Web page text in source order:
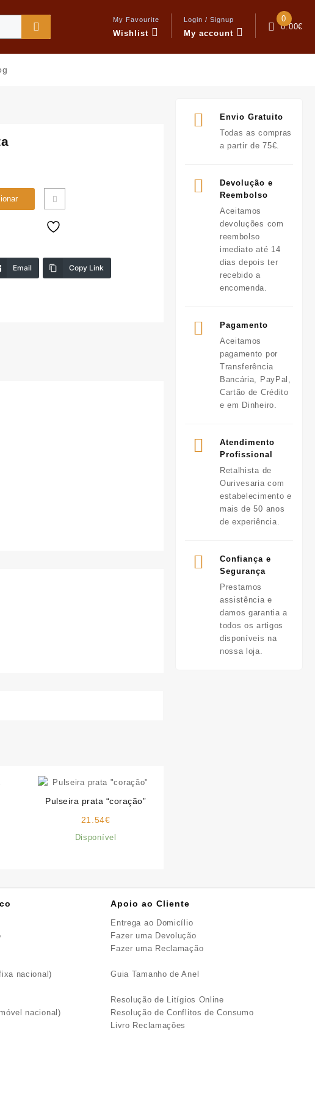
My Favourite
Wishlist
Login / Signup
My account
0
0.00€
Email Copy Link
Pulseira prata “coração”
21.54€
Disponível
Envio Gratuito
Todas as compras
a partir de 75€.
Devolução e
Reembolso
Aceitamos
devoluções com
reembolso
imediato até 14
dias depois ter
recebido a
encomenda.
Pagamento
Aceitamos
pagamento por
Transferência
Bancária, PayPal,
Cartão de Crédito
e em Dinheiro.
Atendimento
Profissional
Retalhista de
Ourivesaria com
estabelecimento e
mais de 50 anos
de experiência.
Confiança e
Segurança
Prestamos
assistência e
damos garantia a
todos os artigos
disponíveis na
nossa loja.
nacional)
nacional)
Apoio ao Cliente
Entrega ao Domicílio
Fazer uma Devolução
Fazer uma Reclamação
Guia Tamanho de Anel
Resolução de Litígios Online
Resolução de Conflitos de Consumo
Livro Reclamações